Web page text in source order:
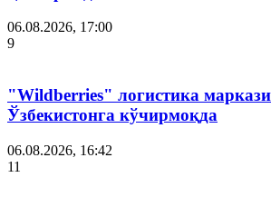
06.08.2026, 17:00
9
"Wildberries" логистика
Ўзбекистонга кўчирмоқда
06.08.2026, 16:42
11